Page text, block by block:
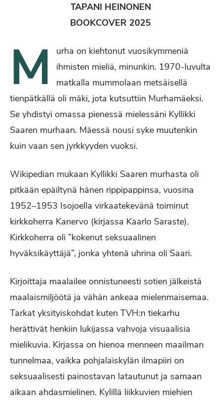
TAPANI HEINONEN
BOOKCOVER 2025
M
urha on kiehtonut vuosikymmeniä
ihmisten mieliä, minunkin. 1970-luvulta
matkalla mummolaan metsäisellä
tienpätkällä oli mäki, jota kutsuttiin Murhamäeksi.
Se yhdistyi omassa pienessä mielessäni Kyllikki
Saaren murhaan. Mäessä nousi syke muutenkin
kuin vaan sen jyrkkyyden vuoksi.
Wikipedian mukaan Kyllikki Saaren murhasta oli
pitkään epäiltynä hänen rippipappinsa, vuosina
1952–1953 Isojoella virkaatekevänä toiminut
kirkkoherra Kanervo (kirjassa Kaarlo Saraste).
Kirkkoherra oli ”kokenut seksuaalinen
hyväksikäyttäjä”, jonka yhtenä uhrina oli Saari.
Kirjoittaja maalailee onnistuneesti sotien jälkeistä
maalaismiljöötä ja vähän ankeaa mielenmaisemaa.
Tarkat yksityiskohdat kuten TVH:n tiekarhu
herättivät henkiin lukijassa vahvoja visuaalisia
mielikuvia. Kirjassa on hienoa menneen maailman
tunnelmaa, vaikka pohjalaiskylän ilmapiiri on
seksuaalisesti painostavan latautunut ja samaan
aikaan ahdasmielinen. Kylillä liikkuvien miehien